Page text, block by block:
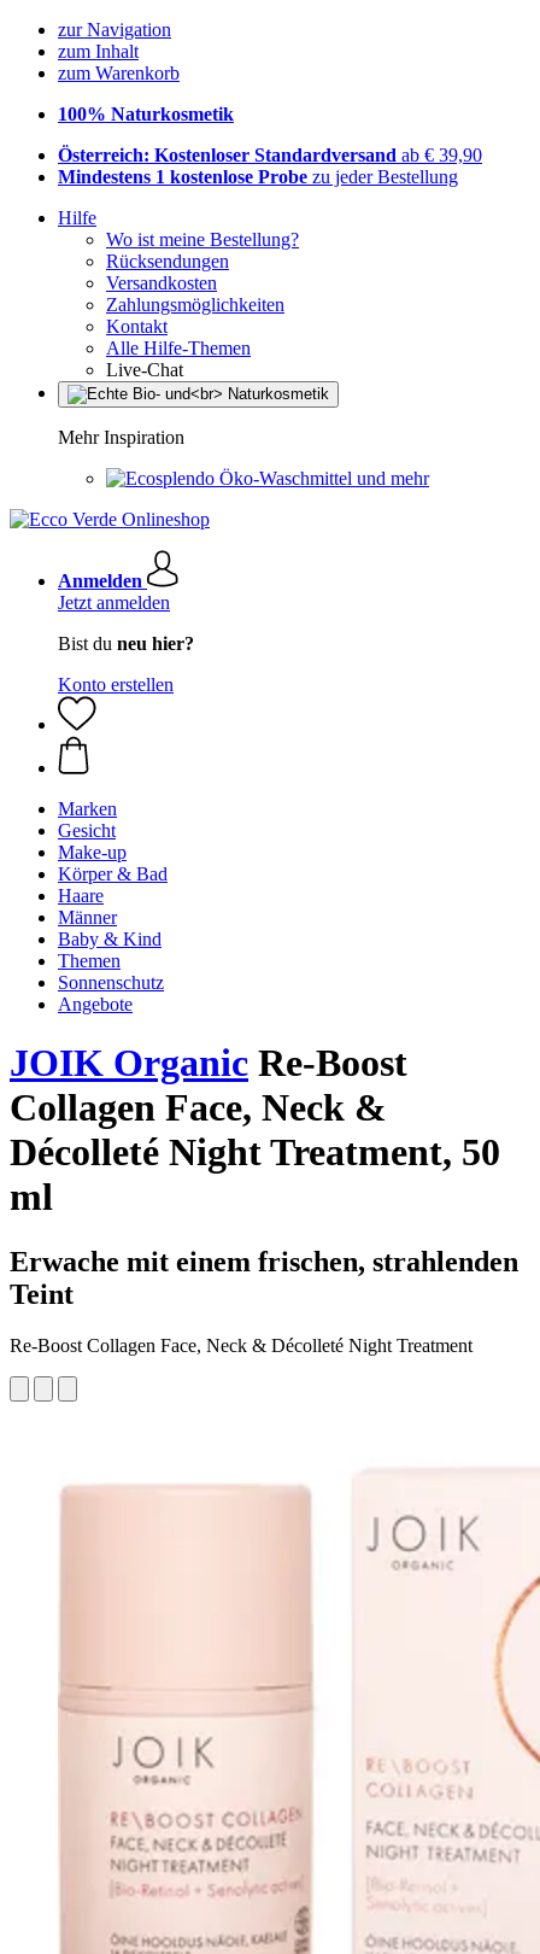
zur Navigation
zum Inhalt
zum Warenkorb
100% Naturkosmetik
Österreich: Kostenloser Standardversand ab € 39,90
Mindestens 1 kostenlose Probe zu jeder Bestellung
Hilfe
Wo ist meine Bestellung?
Rücksendungen
Versandkosten
Zahlungsmöglichkeiten
Kontakt
Alle Hilfe-Themen
Live-Chat
Mehr Inspiration
Öko-Waschmittel und mehr
Anmelden
Jetzt anmelden
Bist du neu hier?
Konto erstellen
Marken
Gesicht
Make-up
Körper & Bad
Haare
Männer
Baby & Kind
Themen
Sonnenschutz
Angebote
JOIK Organic Re-Boost
Collagen Face, Neck &
Décolleté Night Treatment, 50
ml
Erwache mit einem frischen, strahlenden
Teint
Re-Boost Collagen Face, Neck & Décolleté Night Treatment